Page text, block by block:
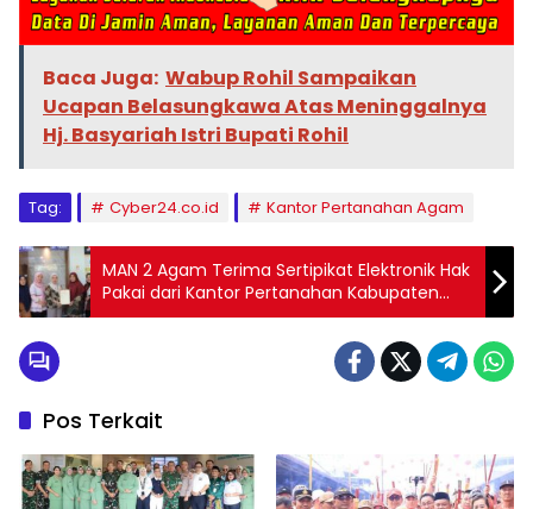
Baca Juga: Wabup Rohil Sampaikan
Ucapan Belasungkawa Atas Meninggalnya
Hj. Basyariah Istri Bupati Rohil
Tag: Cyber24.co.id Kantor Pertanahan Agam
MAN 2 Agam Terima Sertipikat Elektronik Hak
Pakai dari Kantor Pertanahan Kabupaten
Agam
Pos Terkait